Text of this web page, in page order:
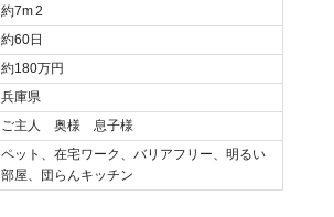
約7m2
約60日
約180万円
兵庫県
ご主人 奥様 息子様
ペット、在宅ワーク、バリアフリー、明るい
部屋、団らんキッチン